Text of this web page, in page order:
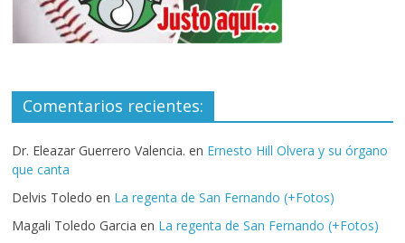
Comentarios recientes:
Dr. Eleazar Guerrero Valencia. en Ernesto Hill Olvera y su órgano
que canta
Delvis Toledo en La regenta de San Fernando (+Fotos)
Magali Toledo Garcia en La regenta de San Fernando (+Fotos)